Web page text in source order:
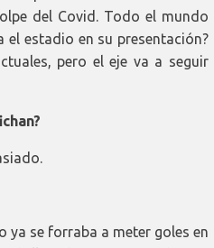
del Covid. Todo el mundo
el estadio en su presentación?
pero el eje va a seguir
ya se forraba a meter goles en